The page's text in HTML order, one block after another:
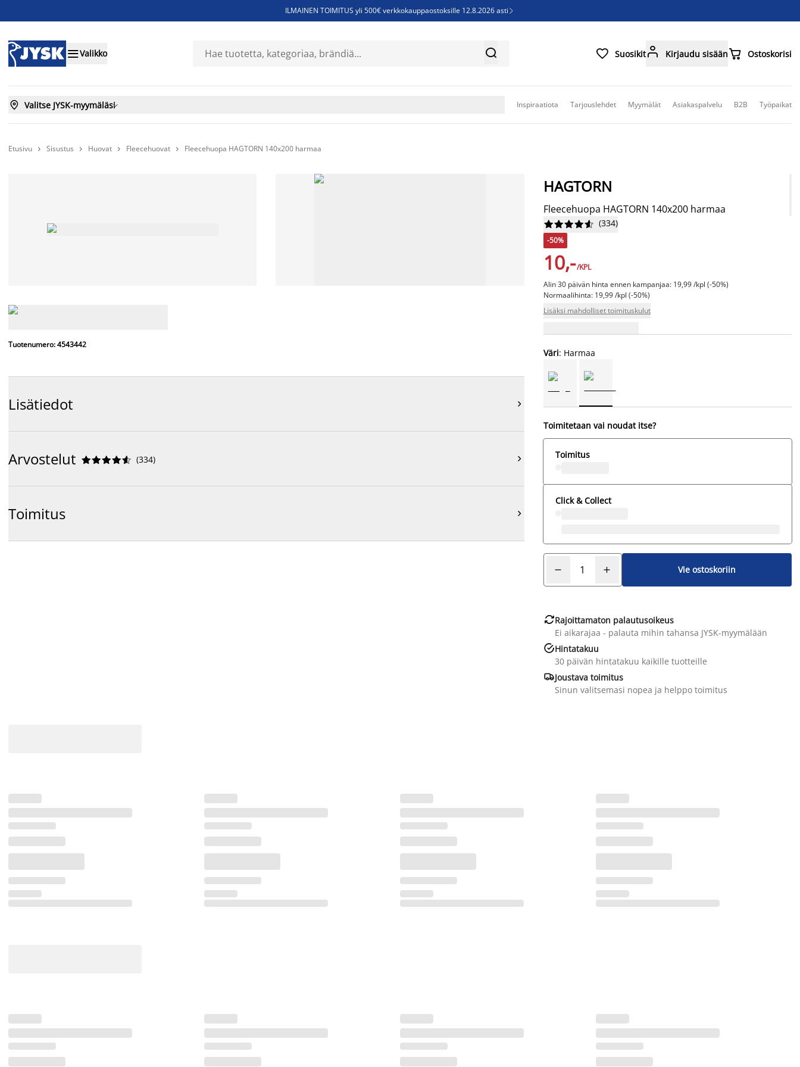
ILMAINEN TOIMITUS yli 500€ verkkokauppaostoksille 12.8.2026 asti 
Sijauspatjoja - Säästä jopa 60%
Valikko   Suosikit Kirjaudu sisään Ostoskorisi
 Valitse JYSK-myymäläsi Inspiraatiota Tarjouslehdet Myymälät Asiakaspalvelu B2B Työpaikat
Etusivu  Sisustus  Huovat  Fleecehuovat  Fleecehuopa HAGTORN 140x200 harmaa
Tuotenumero: 4543442
Lisätiedot 
Arvostelut 




 (334) 
Toimitus 
HAGTORN
Fleecehuopa HAGTORN 140x200 harmaa





 (334)
-50%
10,-/KPL
Alin 30 päivän hinta ennen kampanjaa: 19,99 /kpl (-50%)
Normaalihinta: 19,99 /kpl (-50%)
Lisäksi mahdolliset toimituskulut
Väri: Harmaa
Toimitetaan vai noudat itse?
Toimitus
Click & Collect
Vie ostoskoriin
Rajoittamaton palautusoikeus
Ei aikarajaa - palauta mihin tahansa JYSK-myymälään
Hintatakuu
30 päivän hintatakuu kaikille tuotteille
Joustava toimitus
Sinun valitsemasi nopea ja helppo toimitus